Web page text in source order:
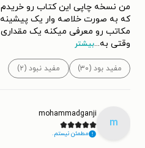
من نسخه چاپی این کتاب رو
که به صورت خلاصه وار یک پیشینه
مکاتب رو معرفی میکنه یک
وقتی به...بیشتر
مفید بود (۳۰) مفید نبود (۲)
m
mohammadganji
مطمئن نیستم.